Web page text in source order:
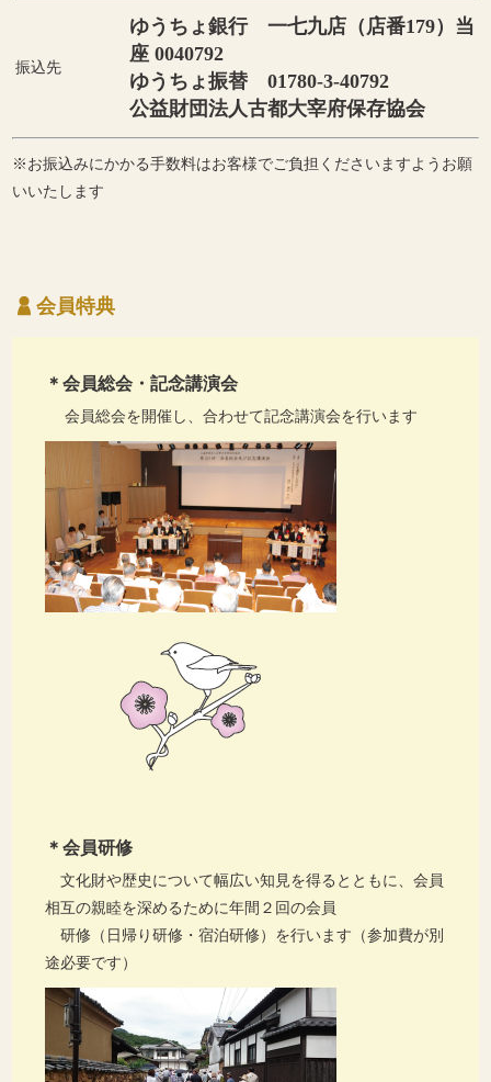
振込先
ゆうちょ銀行 一七九店（店番179）当
座 0040792
ゆうちょ振替 01780-3-40792
公益財団法人古都大宰府保存協会
※お振込みにかかる手数料はお客様でご負担くださいますようお願
いいたします
会員特典
＊会員総会・記念講演会
会員総会を開催し、合わせて記念講演会を行います
＊会員研修
文化財や歴史について幅広い知見を得るとともに、会員
相互の親睦を深めるために年間２回の会員
研修（日帰り研修・宿泊研修）を行います（参加費が別
途必要です）